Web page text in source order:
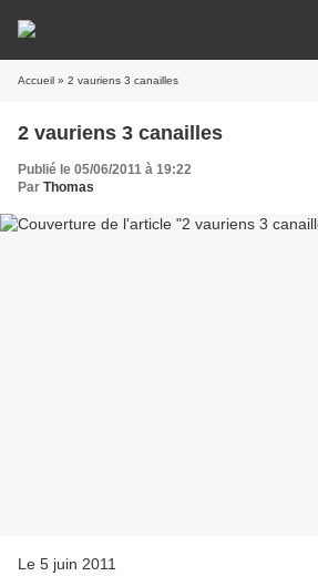
Accueil » 2 vauriens 3 canailles
2 vauriens 3 canailles
Publié le 05/06/2011 à 19:22
Par Thomas
Le 5 juin 2011